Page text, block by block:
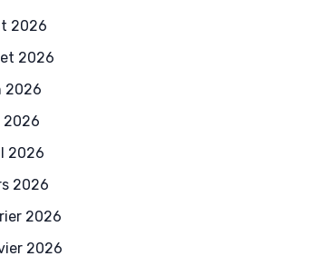
2026
2026
2026
2026
2026
2026
2026
2026